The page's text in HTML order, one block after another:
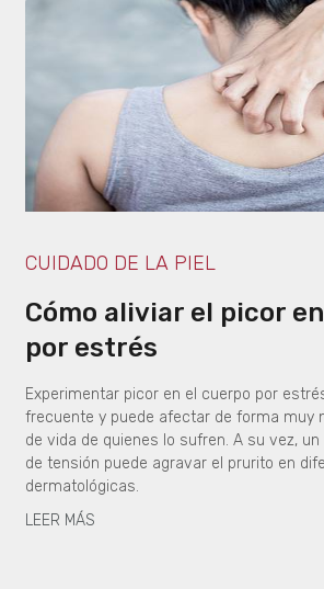
CUIDADO DE LA PIEL
Cómo aliviar el picor
por estrés
Experimentar picor en el cuerpo por
frecuente y puede afectar de forma muy
de vida de quienes lo sufren. A su vez,
de tensión puede agravar el prurito en
dermatológicas.
LEER MÁS